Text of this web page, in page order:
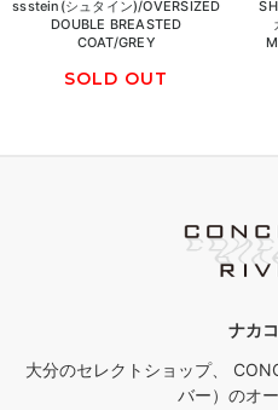
ssstein(シュタイン)/OVERSIZED
DOUBLE BREASTED
COAT/GREY
SOLD OUT
ナカ
大分のセレクトショップ、
バー）のオ